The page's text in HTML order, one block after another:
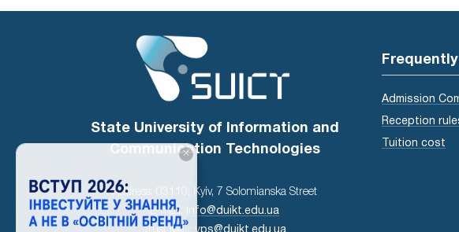
State University of Information and
Communication Technologies
Address: 03110, Kyiv, 7 Solomianska Street
E-mail: info@duikt.edu.ua
Trust Mail:
vps@duikt.edu.ua
Admission
Reception
Tuition cost
×